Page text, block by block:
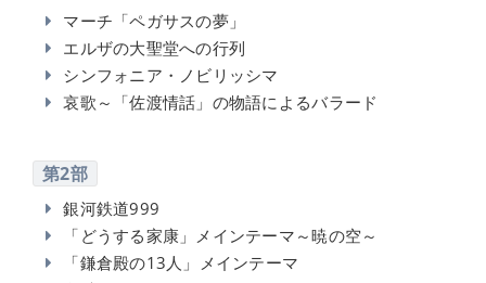
マーチ「ペガサスの夢」
エルザの大聖堂への行列
シンフォニア・ノビリッシマ
哀歌～「佐渡情話」の物語によるバラード
第2部
銀河鉄道999
「どうする家康」メインテーマ～暁の空～
「鎌倉殿の13人」メインテーマ